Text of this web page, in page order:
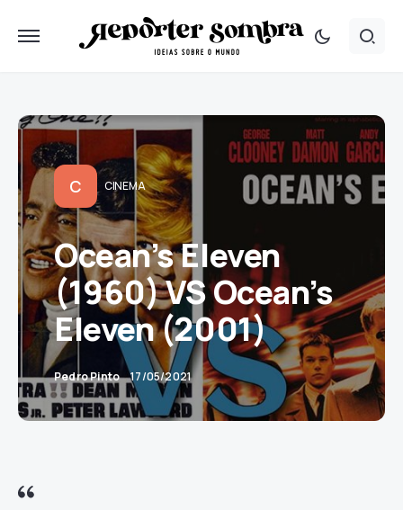
C CINEMA
Ocean’s Eleven
(1960) VS Ocean’s
Eleven (2001)
Pedro Pinto 17/05/2021